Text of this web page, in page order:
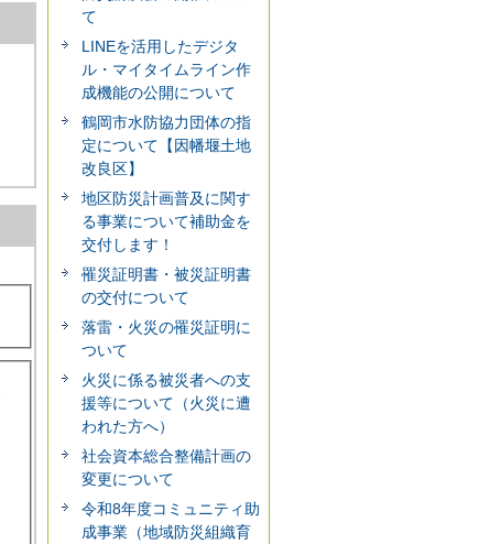
て
LINEを活用したデジタ
ル・マイタイムライン作
成機能の公開について
鶴岡市水防協力団体の指
定について【因幡堰土地
改良区】
地区防災計画普及に関す
る事業について補助金を
交付します！
罹災証明書・被災証明書
の交付について
落雷・火災の罹災証明に
ついて
火災に係る被災者への支
援等について（火災に遭
われた方へ）
社会資本総合整備計画の
変更について
令和8年度コミュニティ助
成事業（地域防災組織育